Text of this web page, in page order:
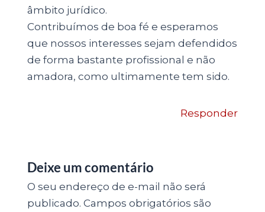
âmbito jurídico.
Contribuímos de boa fé e esperamos
que nossos interesses sejam defendidos
de forma bastante profissional e não
amadora, como ultimamente tem sido.
Responder
Deixe um comentário
O seu endereço de e-mail não será
publicado. Campos obrigatórios são